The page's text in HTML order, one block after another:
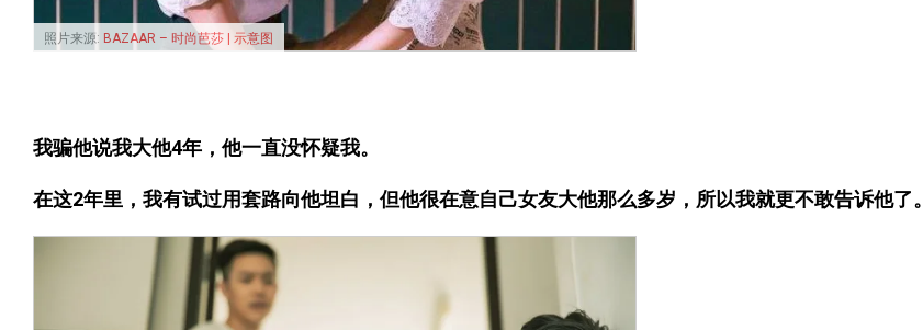
照片来源: BAZAAR – 时尚芭莎 | 示意图
我骗他说我大他4年，他一直没怀疑我。
在这2年里，我有试过用套路向他坦白，但他很在意自己女友大他那么多岁，所以我就更不敢告诉他了。